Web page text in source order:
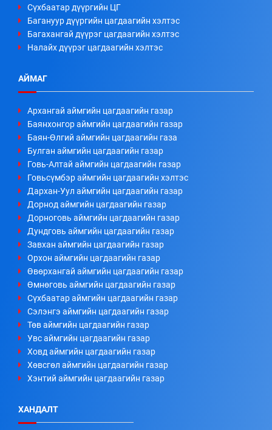
Сүхбаатар дүүргийн ЦГ
Багануур дүүргийн цагдаагийн хэлтэс
Багахангай дүүрэг цагдаагийн хэлтэс
Налайх дүүрэг цагдаагийн хэлтэс
АЙМАГ
Архангай аймгийн цагдаагийн газар
Баянхонгор аймгийн цагдаагийн газар
Баян-Өлгий аймгийн цагдаагийн газа
Булган аймгийн цагдаагийн газар
Говь-Алтай аймгийн цагдаагийн газар
Говьсүмбэр аймгийн цагдаагийн хэлтэс
Дархан-Уул аймгийн цагдаагийн газар
Дорнод аймгийн цагдаагийн газар
Дорноговь аймгийн цагдаагийн газар
Дундговь аймгийн цагдаагийн газар
Завхан аймгийн цагдаагийн газар
Орхон аймгийн цагдаагийн газар
Өвөрхангай аймгийн цагдаагийн газар
Өмнөговь аймгийн цагдаагийн газар
Сүхбаатар аймгийн цагдаагийн газар
Сэлэнгэ аймгийн цагдаагийн газар
Төв аймгийн цагдаагийн газар
Увс аймгийн цагдаагийн газар
Ховд аймгийн цагдаагийн газар
Хөвсгөл аймгийн цагдаагийн газар
Хэнтий аймгийн цагдаагийн газар
ХАНДАЛТ